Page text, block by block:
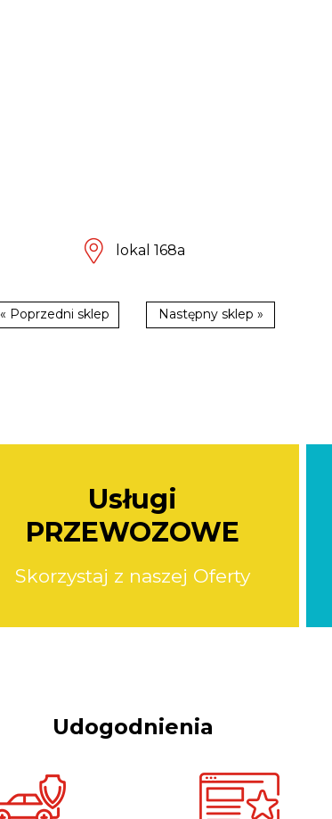
lokal 168a
« Poprzedni sklep Następny sklep »
Usługi
PRZEWOZOWE
Skorzystaj z naszej Oferty
Udogodnienia